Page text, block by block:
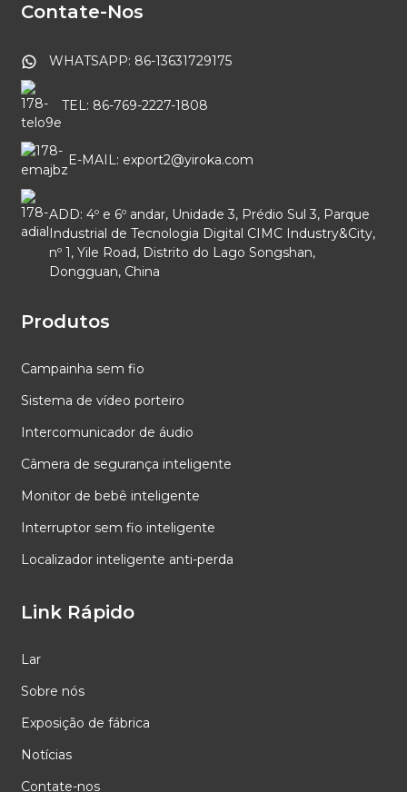
Contate-Nos
WHATSAPP: 86-13631729175
TEL: 86-769-2227-1808
E-MAIL: export2@yiroka.com
ADD: 4º e 6º andar, Unidade 3, Prédio Sul 3, Parque
Industrial de Tecnologia Digital CIMC Industry&City,
nº 1, Yile Road, Distrito do Lago Songshan,
Dongguan, China
Produtos
Campainha sem fio
Sistema de vídeo porteiro
Intercomunicador de áudio
Câmera de segurança inteligente
Monitor de bebê inteligente
Interruptor sem fio inteligente
Localizador inteligente anti-perda
Link Rápido
Lar
Sobre nós
Exposição de fábrica
Notícias
Contate-nos